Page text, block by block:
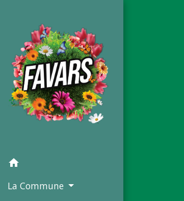
home
La Commune